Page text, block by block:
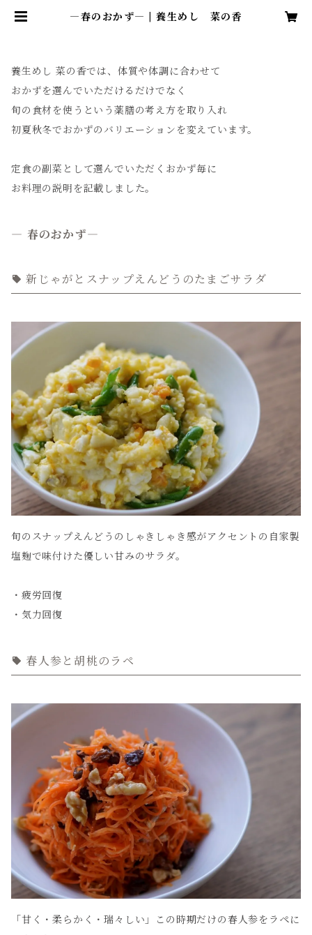
―春のおかず― | 養生めし 菜の香
養生めし 菜の香では、体質や体調に合わせて
おかずを選んでいただけるだけでなく
旬の食材を使うという薬膳の考え方を取り入れ
初夏秋冬でおかずのバリエーションを変えています。
定食の副菜として選んでいただくおかず毎に
お料理の説明を記載しました。
― 春のおかず―
新じゃがとスナップえんどうのたまごサラダ
旬のスナップえんどうのしゃきしゃき感がアクセントの自家製
塩麹で味付けた優しい甘みのサラダ。
・疲労回復
・気力回復
春人参と胡桃のラペ
「甘く・柔らかく・瑞々しい」この時期だけの春人参をラペに